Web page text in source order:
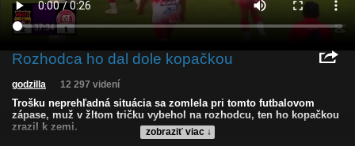
Rozhodca ho dal dole kopačkou
zobraziť viac ↓
godzilla 12 297 videní
Trošku neprehľadná situácia sa zomlela pri tomto futbalovom
zápase, muž v žltom tričku vybehol na rozhodcu, ten ho kopačkou
zrazil k zemi.